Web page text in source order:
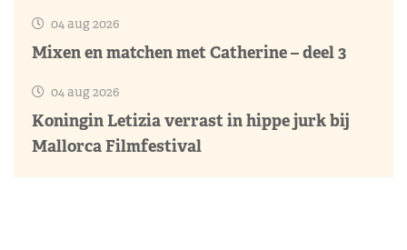
04 aug 2026
Mixen en matchen met Catherine – deel 3
04 aug 2026
Koningin Letizia verrast in hippe jurk bij
Mallorca Filmfestival